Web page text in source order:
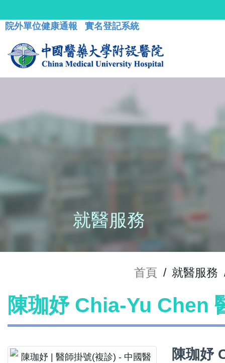
院外單位健康通報 實名登記系統
就醫服務
首頁 / 就醫服務
陳珈妤 Chia-Yu Chen
陳珈妤